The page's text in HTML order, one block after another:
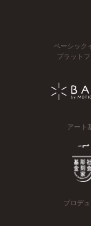
ベーシック
プラット
アート
プロデ